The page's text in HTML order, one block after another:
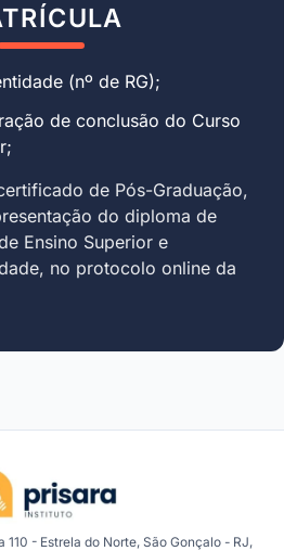
(nº de RG);
de conclusão do Curso
de Pós-Graduação,
do diploma de
Ensino Superior e
no protocolo online da
110 - Estrela do Norte, São Gonçalo - RJ,